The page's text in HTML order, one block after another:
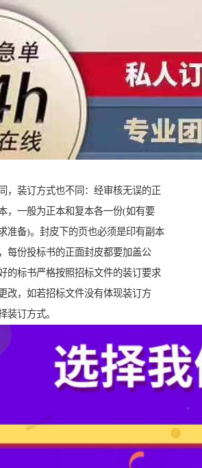
，装订方式也不同：经审核无误的正
，一般为正本和复本各一份(如有要
准备)。封皮下的页也必须是印有副本
每份投标书的正面封皮都要加盖公
的标书严格按照招标文件的装订要求
改，如若招标文件没有体现装订方
装订方式。